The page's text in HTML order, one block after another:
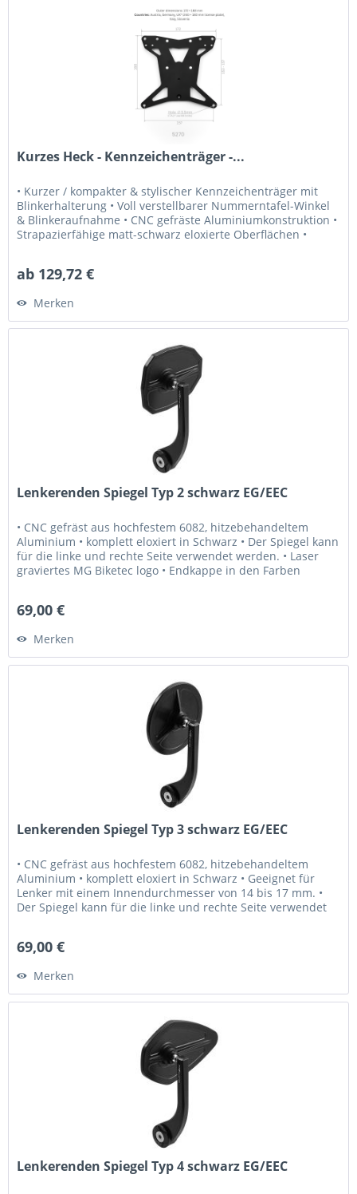
Kurzes Heck - Kennzeichenträger -...
• Kurzer / kompakter & stylischer Kennzeichenträger mit
Blinkerhalterung • Voll verstellbarer Nummerntafel-Winkel
& Blinkeraufnahme • CNC gefräste Aluminiumkonstruktion •
Strapazierfähige matt-schwarz eloxierte Oberflächen •
ab 129,72 €
Merken
Lenkerenden Spiegel Typ 2 schwarz EG/EEC
• CNC gefräst aus hochfestem 6082, hitzebehandeltem
Aluminium • komplett eloxiert in Schwarz • Der Spiegel kann
für die linke und rechte Seite verwendet werden. • Laser
graviertes MG Biketec logo • Endkappe in den Farben
69,00 €
Merken
Lenkerenden Spiegel Typ 3 schwarz EG/EEC
• CNC gefräst aus hochfestem 6082, hitzebehandeltem
Aluminium • komplett eloxiert in Schwarz • Geeignet für
Lenker mit einem Innendurchmesser von 14 bis 17 mm. •
Der Spiegel kann für die linke und rechte Seite verwendet
69,00 €
Merken
Lenkerenden Spiegel Typ 4 schwarz EG/EEC